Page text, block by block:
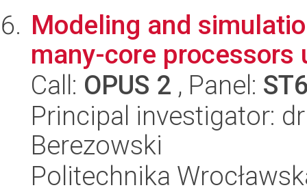
Modeling and
many-core processors
Call: OPUS 2 , Panel:
Principal investigator:
Berezowski
Politechnika